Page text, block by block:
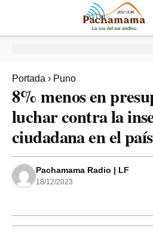
Portada › Puno
8% menos en
luchar contra la
ciudadana en el
Pachamama Radio | LF
18/12/2023